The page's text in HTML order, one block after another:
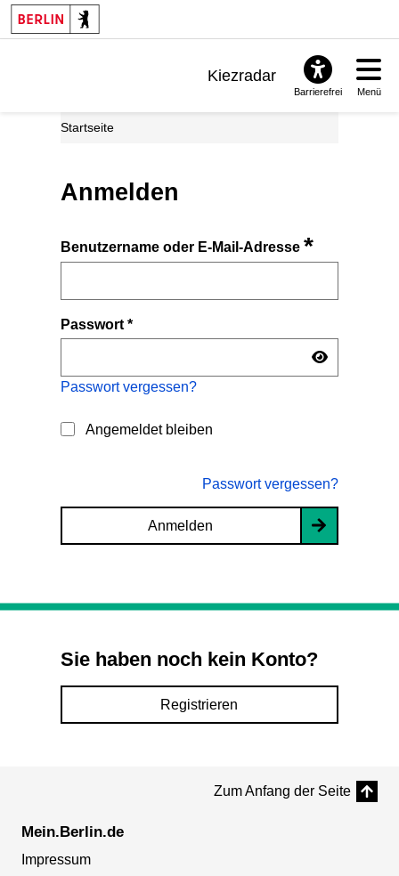
Kiezradar
Barrierefrei Menü
Startseite
Anmelden
Benutzername oder E-Mail-Adresse*
Passwort*
Passwort vergessen?
Angemeldet bleiben
Passwort vergessen?
Anmelden
Sie haben noch kein Konto?
Registrieren
Zum Anfang der Seite
Mein.Berlin.de
Impressum